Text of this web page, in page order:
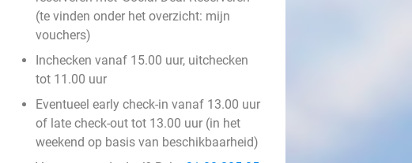
(te vinden onder het overzicht: mijn
vouchers)
Inchecken vanaf 15.00 uur, uitchecken
tot 11.00 uur
Eventueel early check-in vanaf 13.00 uur
of late check-out tot 13.00 uur (in het
weekend op basis van beschikbaarheid)